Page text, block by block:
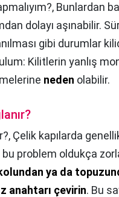
Bunlardan
dolayı aşınabilir.
gibi durumlar
Kilitlerin yanlış
neden olabilir.
Çelik kapılarda
problem oldukça
kolundan ya da
anahtarı çevirin. Bu